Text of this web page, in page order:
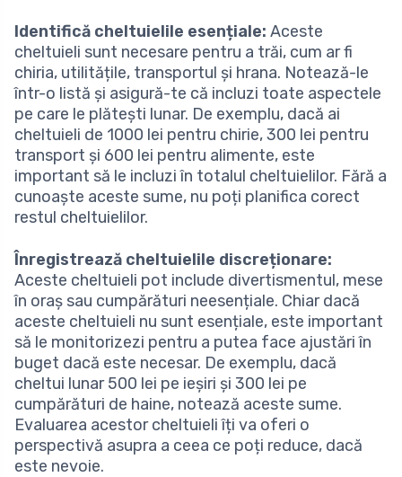
Identifică cheltuielile esențiale: Aceste
cheltuieli sunt necesare pentru a trăi, cum ar fi
chiria, utilitățile, transportul și hrana. Notează-le
într-o listă și asigură-te că incluzi toate aspectele
pe care le plătești lunar. De exemplu, dacă ai
cheltuieli de 1000 lei pentru chirie, 300 lei pentru
transport și 600 lei pentru alimente, este
important să le incluzi în totalul cheltuielilor. Fără a
cunoaște aceste sume, nu poți planifica corect
restul cheltuielilor.
Înregistrează cheltuielile discreționare:
Aceste cheltuieli pot include divertismentul, mese
în oraș sau cumpărături neesențiale. Chiar dacă
aceste cheltuieli nu sunt esențiale, este important
să le monitorizezi pentru a putea face ajustări în
buget dacă este necesar. De exemplu, dacă
cheltui lunar 500 lei pe ieșiri și 300 lei pe
cumpărături de haine, notează aceste sume.
Evaluarea acestor cheltuieli îți va oferi o
perspectivă asupra a ceea ce poți reduce, dacă
este nevoie.